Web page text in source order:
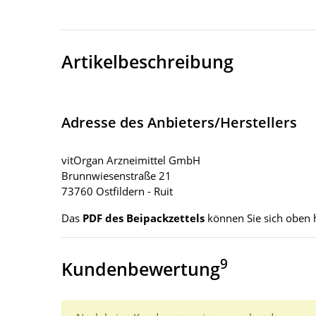
Artikelbeschreibung
Adresse des Anbieters/Herstellers
vitOrgan Arzneimittel GmbH
Brunnwiesenstraße 21
73760 Ostfildern - Ruit
Das PDF des Beipackzettels können Sie sich oben
Kundenbewertung9